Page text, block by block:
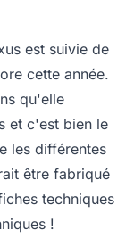
est suivie de
cette année.
qu'elle
et c'est bien le
les différentes
être fabriqué
techniques
!